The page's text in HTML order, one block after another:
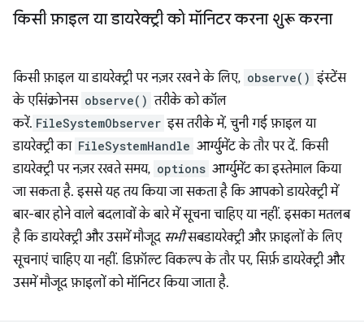
किसी फ़ाइल या डायरेक्ट्री को मॉनिटर करना शुरू करना
किसी फ़ाइल या डायरेक्ट्री पर नज़र रखने के लिए, observe() इंस्टेंस
के एसिंक्रोनस observe() तरीके को कॉल
करें. FileSystemObserver इस तरीके में, चुनी गई फ़ाइल या
डायरेक्ट्री का FileSystemHandle आर्ग्युमेंट के तौर पर दें. किसी
डायरेक्ट्री पर नज़र रखते समय, options आर्ग्युमेंट का इस्तेमाल किया
जा सकता है. इससे यह तय किया जा सकता है कि आपको डायरेक्ट्री में
बार-बार होने वाले बदलावों के बारे में सूचना चाहिए या नहीं. इसका मतलब
है कि डायरेक्ट्री और उसमें मौजूद सभीसबडायरेक्ट्री और फ़ाइलों के लिए
सूचनाएं चाहिए या नहीं. डिफ़ॉल्ट विकल्प के तौर पर, सिर्फ़ डायरेक्ट्री और
उसमें मौजूद फ़ाइलों को मॉनिटर किया जाता है.